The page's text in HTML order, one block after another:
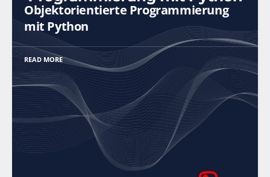
Objektorientierte Programmierung
mit Python
READ MORE